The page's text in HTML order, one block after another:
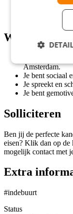
Directe
Wat wij
Amsterdam.
Je bent sociaal
Je spreekt en
Je bent
Solliciteren
Ben jij de perfecte
eisen? Klik dan op de
mogelijk contact met
Extra
#indebuurt
Status